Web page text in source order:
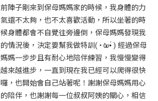
前陣子剛來到保母媽媽家的時候，我身體的力
氣還不太夠，也不太喜歡活動，所以坐著的時
候身體都會不自覺往旁邊倒，保母媽媽發現我
的情況後，決定要幫我做特訓( • ̀ω•́ ) 經過保母
媽媽一步步且有耐心地陪伴練習，我慢慢變得
越來越進步，一直到現在我已經可以爬得很快
囉，也開始會自己站著呢！謝謝保母媽媽用心
的陪伴，也謝謝每一位叔叔阿姨的關心，相信